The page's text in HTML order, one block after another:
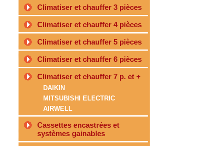
Climatiser et chauffer 3 pièces
Climatiser et chauffer 4 pièces
Climatiser et chauffer 5 pièces
Climatiser et chauffer 6 pièces
Climatiser et chauffer 7 p. et +
DAIKIN
MITSUBISHI ELECTRIC
AIRWELL
Cassettes encastrées et
systèmes gainables